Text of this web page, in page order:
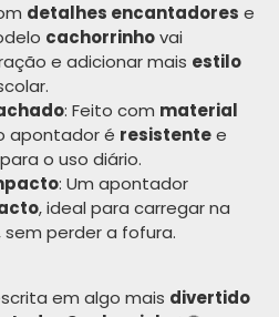
detalhes encantadores e
cachorrinhovai
e adicionar mais estilo
: Feito com material
apontador é resistentee
o uso diário.
: Um apontador
, ideal para carregar na
perder a fofura.
em algo mais divertido